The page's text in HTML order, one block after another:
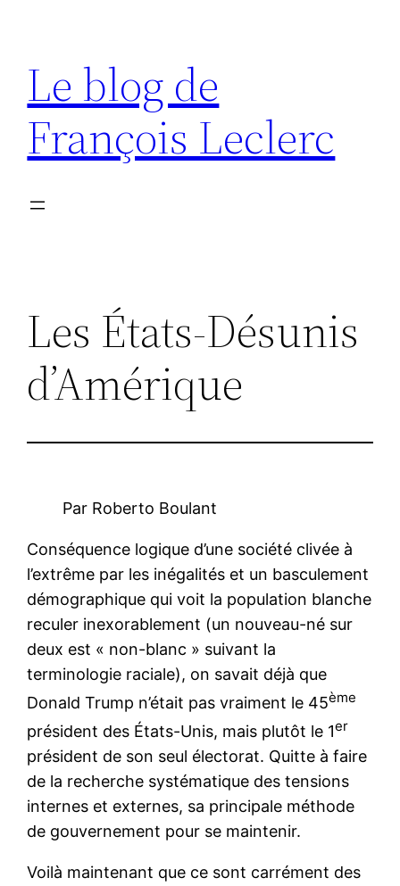
contenu
Le blog de
François Leclerc
Les États-Désunis
d’Amérique
Par Roberto Boulant
Conséquence logique d’une société clivée à
l’extrême par les inégalités et un basculement
démographique qui voit la population blanche
reculer inexorablement (un nouveau-né sur
deux est « non-blanc » suivant la
terminologie raciale), on savait déjà que
Donald Trump n’était pas vraiment le 45ème
président des États-Unis, mais plutôt le 1er
président de son seul électorat. Quitte à faire
de la recherche systématique des tensions
internes et externes, sa principale méthode
de gouvernement pour se maintenir.
Voilà maintenant que ce sont carrément des